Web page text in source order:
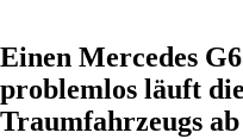
Einen Mercedes
problemlos läuft
Traumfahrzeugs ab